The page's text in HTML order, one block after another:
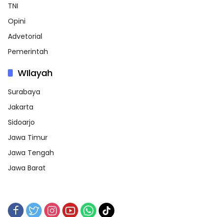
TNI
Opini
Advetorial
Pemerintah
WIlayah
Surabaya
Jakarta
Sidoarjo
Jawa Timur
Jawa Tengah
Jawa Barat